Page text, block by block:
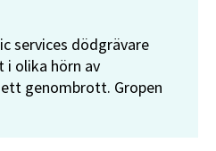
services dödgrävare
olika hörn av
genombrott. Gropen